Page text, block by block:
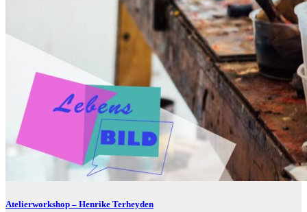
Atelierworkshop – Henrike Terheyden